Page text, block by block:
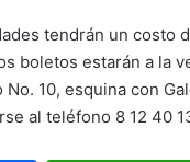
tendrán un costo
boletos estarán a la
10, esquina con
al teléfono 8 12 40